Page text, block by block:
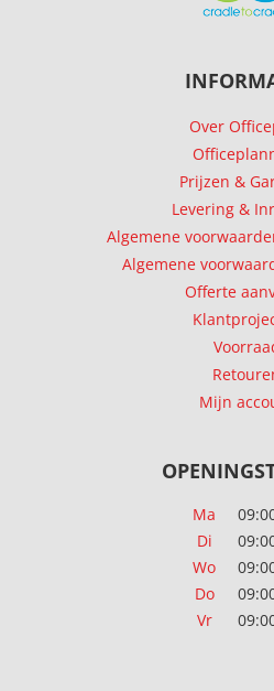
Over
Prijzen &
Levering &
Algemene
Algemene
Offerte
Mijn
Ma
Di
Wo
Do
Vr